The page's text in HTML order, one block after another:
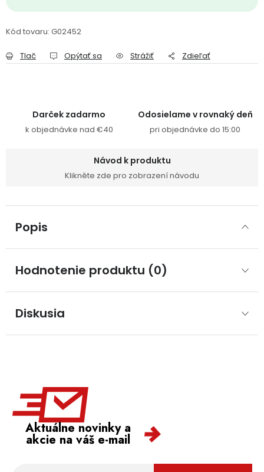
Kód tovaru: G02452
Tlač Opýtať sa Strážiť Zdieľať
Darček zadarmo
k objednávke nad €40
Odosielame v rovnaký deň
pri objednávke do 15:00
Návod k produktu
Klikněte zde pro zobrazení návodu
Popis
Hodnotenie produktu (0)
Diskusia
Aktuálne novinky a
akcie na váš e-mail